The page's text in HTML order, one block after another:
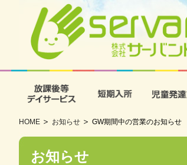
HOME お知らせ GW期間中の営業のお知らせ
お知らせ